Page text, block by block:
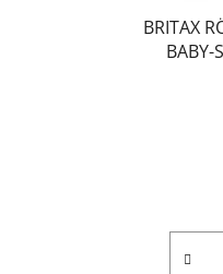
BRITAX
BABY-